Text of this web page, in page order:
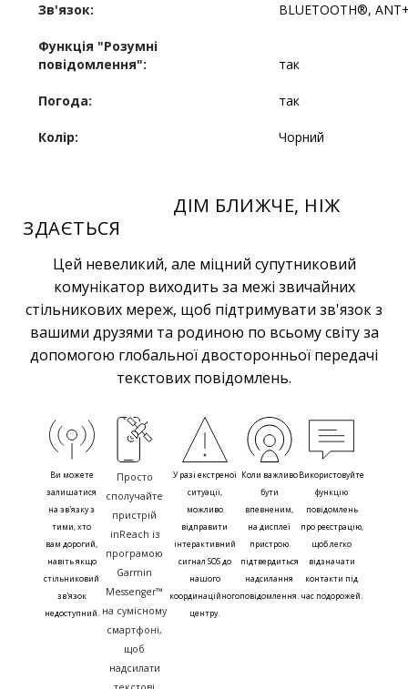
Зв'язок: BLUETOOTH®,
Функція "Розумні
повідомлення":
так
Погода: так
Колір: Чорний
ДІМ БЛИЖЧЕ, НІЖ
ЗДАЄТЬСЯ
Цей невеликий, але міцний супутниковий
комунікатор виходить за межі звичайних
стільникових мереж, щоб підтримувати зв'язок з
вашими друзями та родиною по всьому світу за
допомогою глобальної двосторонньої передачі
текстових повідомлень.
Ви можете
залишатися
на зв'язку з
тими, хто
вам дорогий,
навіть якщо
стільниковий
зв'язок
недоступний.
Просто
сполучайте
пристрій
inReach із
програмою
Garmin
Messenger™
на сумісному
смартфоні,
щоб
надсилати
У разі екстреної
ситуації,
можливо
відправити
інтерактивний
сигнал SOS до
нашого
координаційного
центру.
Коли важливо
бути
впевненим,
на дисплеї
пристрою
підтвердиться
надсилання
повідомлення.
Використовуйте
функцію
повідомлень
про реєстрацію,
щоб легко
відзначати
контакти під
час подорожей.